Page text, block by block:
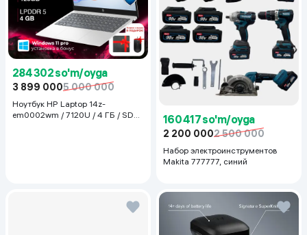
284 302 so'm/oyga
3 899 0005 000 000
Ноутбук HP Laptop 14z-
em0002wm / 7120U / 4 ГБ / SDD
160 417 so'm/oyga
2 200 0002 500 000
Набор электроинструментов
Makita 777777, синий